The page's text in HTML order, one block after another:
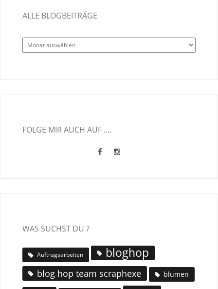
ALLE BLOGBEITRÄGE
Alle
Blogbeiträge
FOLGE MIR AUCH AUF ....
WAS SUCHST DU ?
Auftragsarbeiten bloghop
blog hop team scraphexe blumen